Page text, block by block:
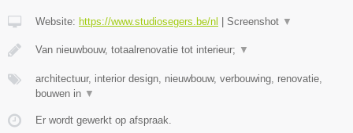
Website: https://www.studiosegers.be/nl Screenshot ▼
Van nieuwbouw, totaalrenovatie tot interieur; ▼
architectuur, interior design, nieuwbouw, verbouwing, renovatie,
bouwen in ▼
Er wordt gewerkt op afspraak.